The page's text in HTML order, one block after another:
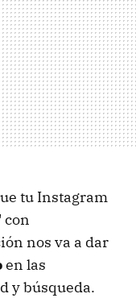
tu Instagram
con
nos va a dar
en las
y búsqueda.